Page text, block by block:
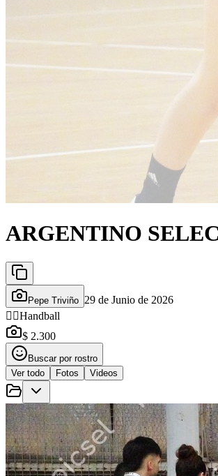
ARGENTINO
Pepe Triviño 29 de Junio de 2026
🤾‍♂️Handball
$ 2.300
Buscar por rostro
Ver todo
Fotos Videos